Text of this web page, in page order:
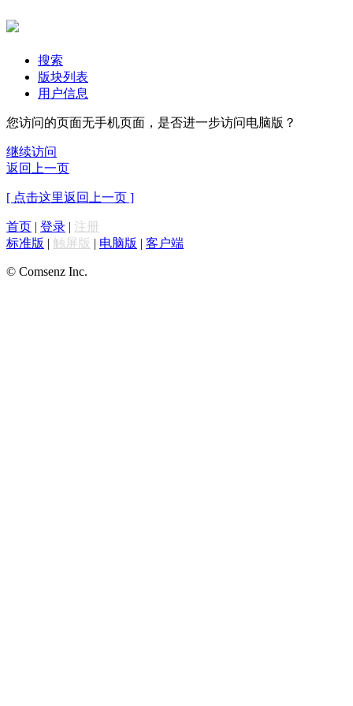
搜索
版块列表
用户信息
您访问的页面无手机页面，是否进一步访问电脑版？
继续访问
返回上一页
[ 点击这里返回上一页 ]
首页 | 登录 | 注册
标准版 | 触屏版 | 电脑版 | 客户端
© Comsenz Inc.